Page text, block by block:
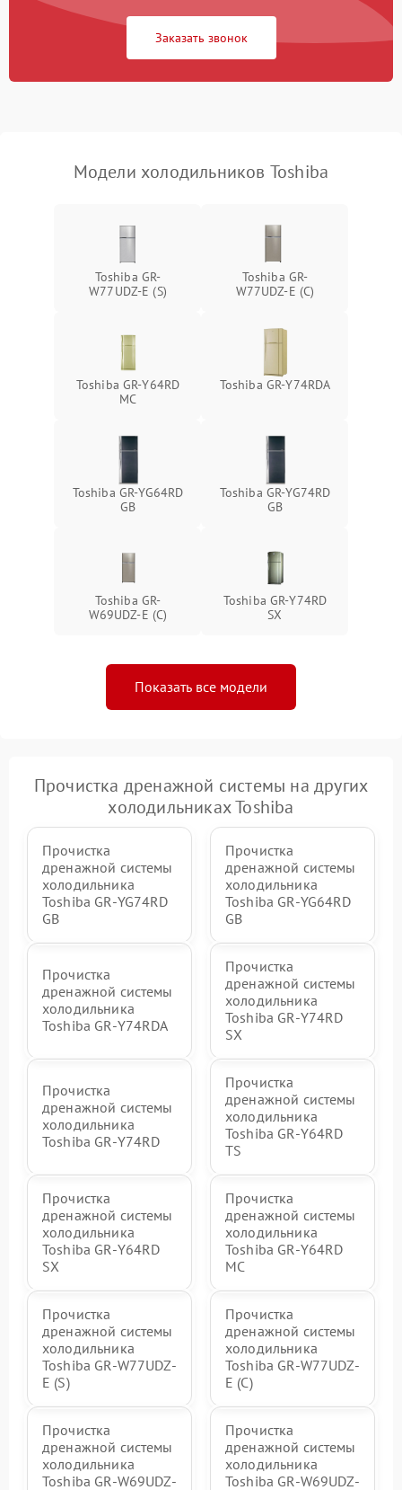
Сбой в работе инвертора
работе
2000 ₽ Подробнее →
Заказать звонок
Модели холодильников Toshiba
Toshiba GR-
W77UDZ-E (S)
Toshiba GR-
W77UDZ-E (C)
Toshiba GR-Y64RD
MC
Toshiba GR-Y74RDA
Toshiba GR-YG64RD
GB
Toshiba GR-YG74RD
GB
Toshiba GR-
W69UDZ-E (C)
Toshiba GR-Y74RD
SX
Показать все модели
Прочистка дренажной системы на других
холодильниках Toshiba
Прочистка
дренажной системы
холодильника
Toshiba GR-YG74RD
GB
Прочистка
дренажной системы
холодильника
Toshiba GR-YG64RD
GB
Прочистка
дренажной системы
холодильника
Toshiba GR-Y74RDA
Прочистка
дренажной системы
холодильника
Toshiba GR-Y74RD
SX
Прочистка
дренажной системы
холодильника
Toshiba GR-Y74RD
Прочистка
дренажной системы
холодильника
Toshiba GR-Y64RD
TS
Прочистка
дренажной системы
холодильника
Toshiba GR-Y64RD
SX
Прочистка
дренажной системы
холодильника
Toshiba GR-Y64RD
MC
Прочистка
дренажной системы
холодильника
Toshiba GR-W77UDZ-
E (S)
Прочистка
дренажной системы
холодильника
Toshiba GR-W77UDZ-
E (C)
Прочистка
дренажной системы
холодильника
Toshiba GR-W69UDZ-
Прочистка
дренажной системы
холодильника
Toshiba GR-W69UDZ-